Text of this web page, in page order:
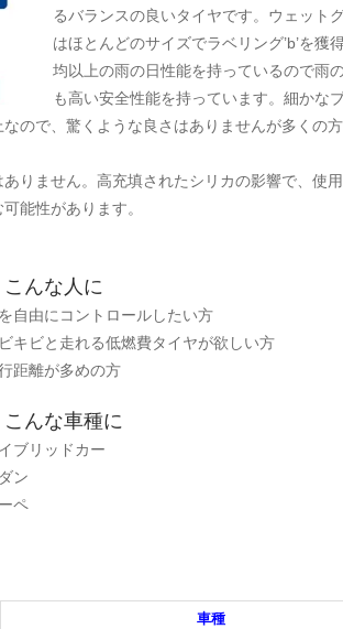
るバランスの良いタイヤです。ウェット
はほとんどのサイズでラベリング’b’を獲
均以上の雨の日性能を持っているので雨
も高い安全性能を持っています。細かな
ので、驚くような良さはありませんが多くの
りません。高充填されたシリカの影響で、使
能性があります。
こんな人に
自由にコントロールしたい方
キビと走れる低燃費タイヤが欲しい方
距離が多めの方
こんな車種に
ブリッドカー
ン
ペ
車種